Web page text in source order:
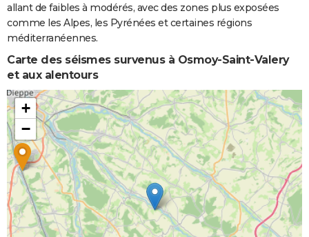
Inondations
et/ou
Coulées de
Boue
13/02/1990 16/02/1990 4 j Oui
allant de faibles à modérés, avec des zones plus exposées
comme les Alpes, les Pyrénées et certaines régions
méditerranéennes.
Carte des séismes survenus à Osmoy-Saint-Valery
et aux alentours
+
−